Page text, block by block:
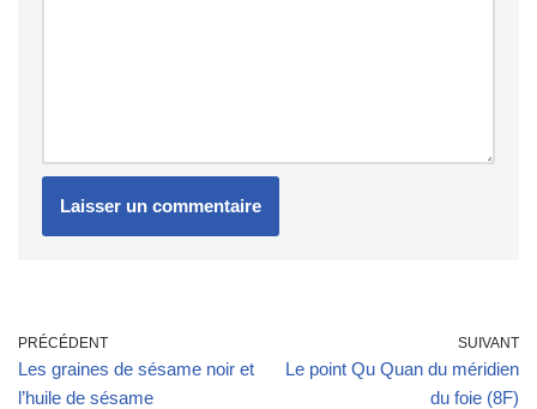
PRÉCÉDENT
Les graines de sésame noir et
l’huile de sésame
SUIVANT
Le point Qu Quan du méridien
du foie (8F)